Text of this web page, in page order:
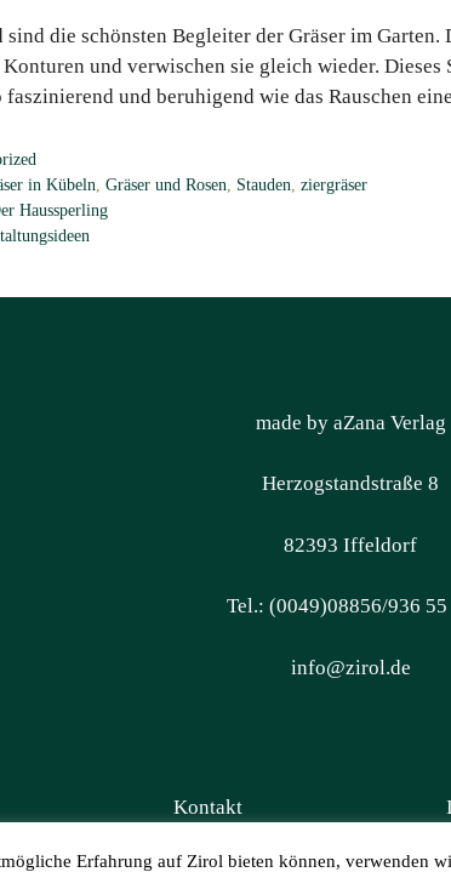
die schönsten Begleiter der Gräser im
und verwischen sie gleich wieder.
und beruhigend wie das Rauschen
in Kübeln Gräser und Rosen Stauden ziergräser
Haussperling
made by aZana Verlag
Herzogstandstraße 8
82393 Iffeldorf
Tel.: (0049)08856/936 55
info@zirol.de
Kontakt
Erfahrung auf Zirol bieten können, verwenden